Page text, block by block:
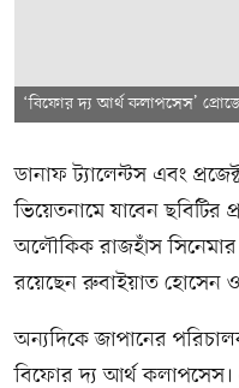
‘বিফোর দ্য আর্থ কলাপসেস’
ডানাফ ট্যালেন্টস এবং
ভিয়েতনামে যাবেন
অলৌকিক রাজহাঁস সিনেমার
রয়েছেন রুবাইয়াত হোসেন
অন্যদিকে জাপানের
বিফোর দ্য আর্থ কলাপসেস।